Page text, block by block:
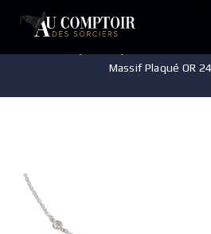
Massif Plaqué OR